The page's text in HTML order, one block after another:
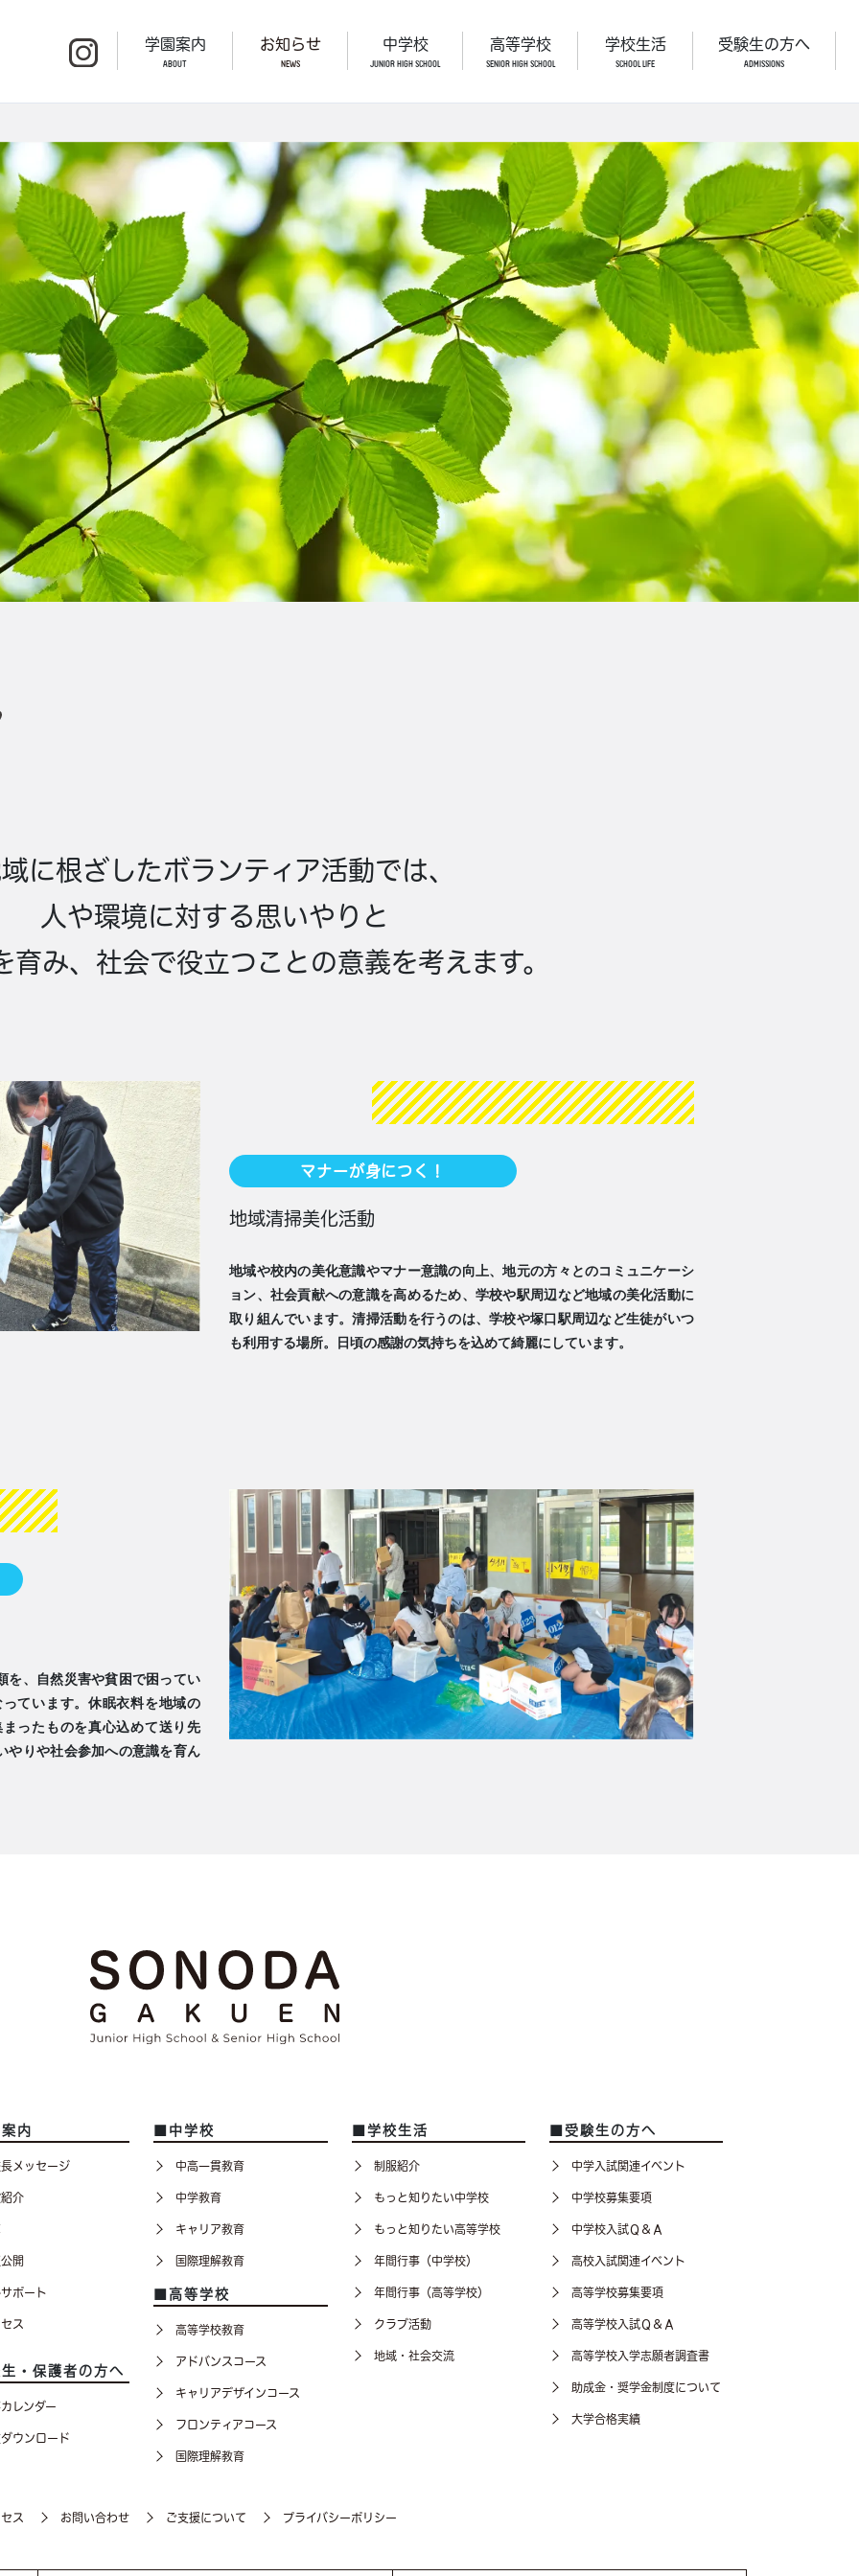
学園案内
ABOUT
お知らせ
NEWS
中学校
JUNIOR HIGH SCHOOL
高等学校
SENIOR HIGH SCHOOL
学校生活
SCHOOL LIFE
受験生の方へ
ADMISSIONS
に根ざしたボランティア活動では、
人や環境に対する思いやりと
育み、社会で役立つことの意義を考えます。
マナーが身につく！
地域清掃美化活動
地域や校内の美化意識やマナー意識の向上、地元の方々とのコミュニケーシ
ョン、社会貢献への意識を高めるため、学校や駅周辺など地域の美化活動に
取り組んでいます。清掃活動を行うのは、学校や塚口駅周辺など生徒がいつ
も利用する場所。日頃の感謝の気持ちを込めて綺麗にしています。
を、自然災害や貧困で困ってい
ています。休眠衣料を地域の
ったものを真心込めて送り先
やりや社会参加への意識を育ん
内
メッセージ
介
開
ポート
ス
・保護者の方へ
レンダー
ウンロード
■中学校
中高一貫教育
中学教育
キャリア教育
国際理解教育
■高等学校
高等学校教育
アドバンスコース
キャリアデザインコース
フロンティアコース
国際理解教育
■学校生活
制服紹介
もっと知りたい中学校
もっと知りたい高等学校
年間行事（中学校）
年間行事（高等学校）
クラブ活動
地域・社会交流
■受験生の方へ
中学入試関連イベント
中学校募集要項
中学校入試Ｑ＆Ａ
高校入試関連イベント
高等学校募集要項
高等学校入試Ｑ＆Ａ
高等学校入学志願者調査書
助成金・奨学金制度について
大学合格実績
ス お問い合わせ ご支援について プライバシーポリシー